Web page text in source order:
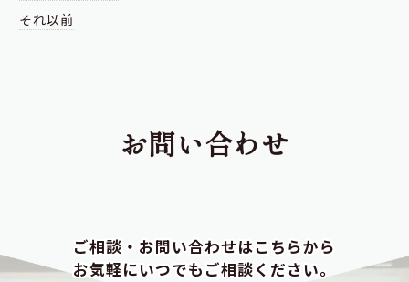
それ以前
お問い合わせ
ご相談・お問い合わせはこちらから
お気軽にいつでもご相談ください。